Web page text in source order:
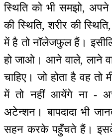
स्थिति को भी समझो,
की स्थिति, शरीर की
में है तो नॉलेजफुल हैं।
हो जाओ। आने वाले, लाने
चाहिए। जो होता है वह तो
में तो नहीं आयेंगे ना -
अटेन्शन। बापदादा भी
सहन करके पहुँचते हैं। इसके